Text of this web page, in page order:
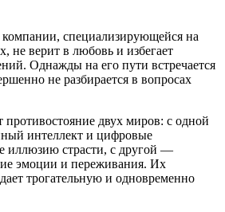
специализирующейся на
не верит в любовь и избегает
Однажды на его пути встречается
не разбирается в вопросах
двух миров: с одной
интеллект и цифровые
иллюзию страсти, с другой —
эмоции и переживания. Их
трогательную и одновременно